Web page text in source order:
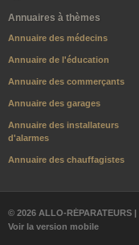
Annuaires à thèmes
Annuaire des médecins
Annuaire de l'éducation
Annuaire des commerçants
Annuaire des garages
Annuaire des installateurs
d'alarmes
Annuaire des chauffagistes
© 2026 ALLO-RÉPARATEURS |
Voir la version mobile